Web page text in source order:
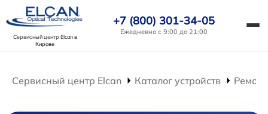
Сервисный центр Elcanв
Кирове
+7 (800) 301-34-05
Ежедневно с 9:00 до 21:00
Сервисный центр Elcan Каталог устройств